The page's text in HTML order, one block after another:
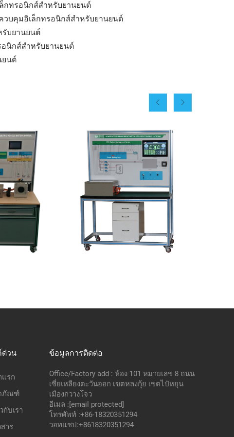
กทรอนิกส์สำหรับยานยนต์
วบคุมอิเล็กทรอนิกส์สำหรับยานยนต์
รับยานยนต์
อนิกส์สำหรับยานยนต์
ยนต์
ด่วน
แรก
ภัณฑ์
กับเรา
าร
ข้อมูลการติดต่อ
Office/Factory add : ห้อง 101 หมายเลข 8 ถนน
เซี่ยเหลียงตะวันออก เขตหลงกุ้ย เขตไป๋หยุน
เมืองกวางโจว
อีเมล :[email protected]
โทรศัพท์ :+86-18320351294
วอทแชป:+8618320351294